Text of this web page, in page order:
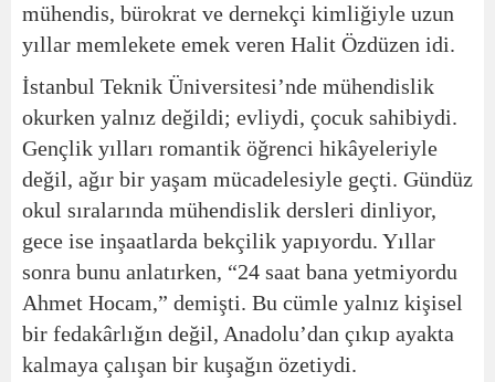
mühendis, bürokrat ve dernekçi kimliğiyle uzun
yıllar memlekete emek veren Halit Özdüzen idi.
İstanbul Teknik Üniversitesi’nde mühendislik
okurken yalnız değildi; evliydi, çocuk sahibiydi.
Gençlik yılları romantik öğrenci hikâyeleriyle
değil, ağır bir yaşam mücadelesiyle geçti. Gündüz
okul sıralarında mühendislik dersleri dinliyor,
gece ise inşaatlarda bekçilik yapıyordu. Yıllar
sonra bunu anlatırken, “24 saat bana yetmiyordu
Ahmet Hocam,” demişti. Bu cümle yalnız kişisel
bir fedakârlığın değil, Anadolu’dan çıkıp ayakta
kalmaya çalışan bir kuşağın özetiydi.